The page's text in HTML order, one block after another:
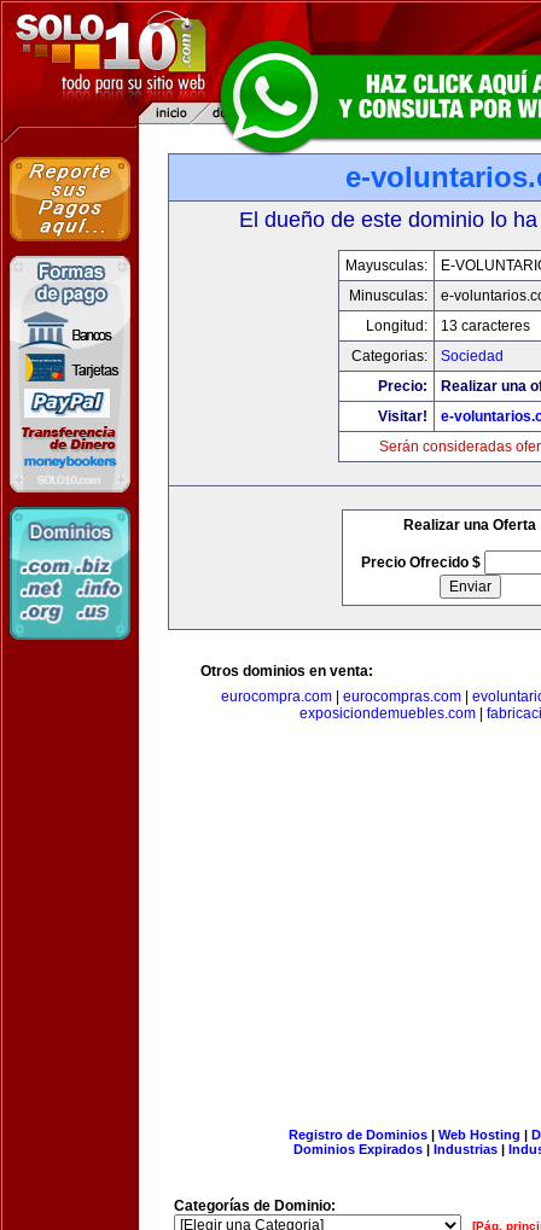
e-
El dueño de este dominio lo
Mayusculas:
E-
Minusculas:
e-
Longitud:
13 caracteres
Categorias:
Sociedad
Precio:
Realizar una
Visitar!
e-
Serán consideradas
Realizar una Oferta
Precio Ofrecido $
Otros dominios en venta:
eurocompra.com| eurocompras.com|
exposiciondemuebles.com|
Registro de Dominios| Web Hosting |
Dominios Expirados | Industrias |
Categorías de Dominio:
[Pág.